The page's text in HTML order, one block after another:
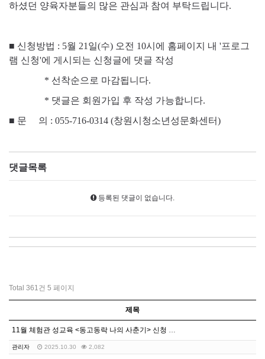
하셨던 양육자분들의 많은 관심과 참여 부탁드립니다.
■ 신청방법 : 5월 21일(수) 오전 10시에 홈페이지 내 '프로그
램 신청'에 게시되는 신청글에 댓글 작성
* 선착순으로 마감됩니다.
* 댓글은 회원가입 후 작성 가능합니다.
■ 문 의 : 055-716-0314 (창원시청소년성문화센터)
댓글목록
등록된 댓글이 없습니다.
Total 361건 5 페이지
제목
11월 체험관 성교육 <동고동락 나의 사춘기> 신청 안…
관리자 2025.10.30 2,082